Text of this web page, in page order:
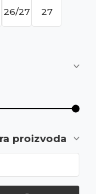
26/27 27
proizvoda